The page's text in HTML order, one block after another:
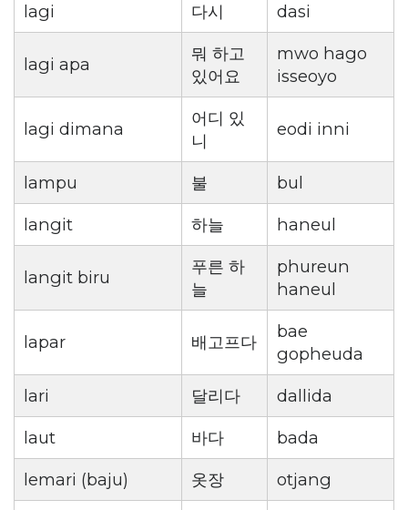
lagi
다시 dasi
lagi apa
뭐 하고
있어요
mwo hago
isseoyo
lagi dimana
어디 있
니
eodi inni
lampu 불
bul
langit
하늘 haneul
langit biru
푸른 하
늘
phureun
haneul
lapar 배고프다
bae
gopheuda
lari
달리다
dallida
laut
바다
bada
lemari (baju)
옷장
otjang